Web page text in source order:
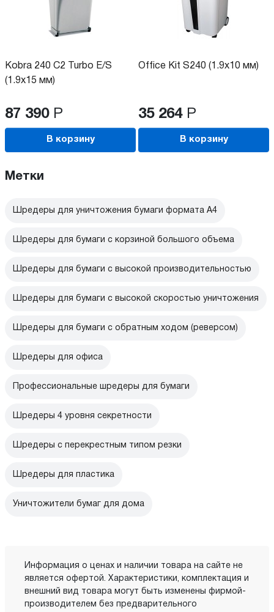
Kobra 240 C2 Turbo E/S
(1.9x15 мм)
87 390 Р
В корзину
Office Kit S240 (1.9x10 мм)
35 264 Р
В корзину
Метки
Шредеры для уничтожения бумаги формата А4
Шредеры для бумаги с корзиной большого объема
Шредеры для бумаги с высокой производительностью
Шредеры для бумаги с высокой скоростью уничтожения
Шредеры для бумаги с обратным ходом (реверсом)
Шредеры для офиса
Профессиональные шредеры для бумаги
Шредеры 4 уровня секретности
Шредеры с перекрестным типом резки
Шредеры для пластика
Уничтожители бумаг для дома
Информация о ценах и наличии товара на сайте не
является офертой. Характеристики, комплектация и
внешний вид товара могут быть изменены фирмой-
производителем без предварительного